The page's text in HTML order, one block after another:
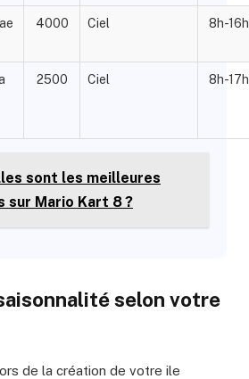
4000 Ciel 8h-16h
2500 Ciel 8h-17h
sont les meilleures
sur Mario Kart 8 ?
selon votre
de la création de votre ile